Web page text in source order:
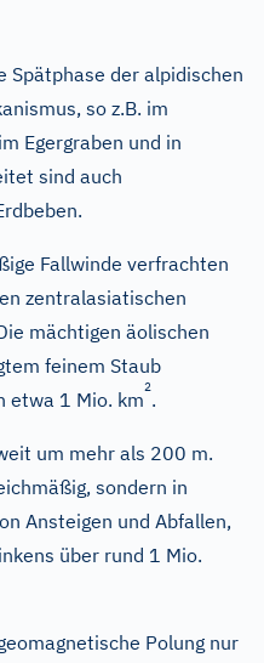
der alpidischen
so z.B. im
Egergraben und in
sind auch
Fallwinde verfrachten
zentralasiatischen
mächtigen äolischen
feinem Staub
etwa 1 Mio. km
2
.
um mehr als 200 m.
sondern in
Ansteigen und Abfallen,
über rund 1 Mio.
Polung nur